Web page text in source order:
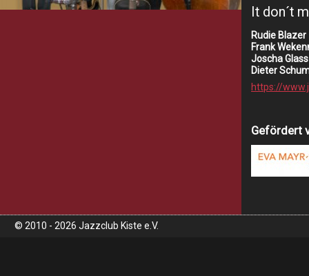
It don´t
Rudie
Frank
Joscha
Dieter
https://
Gefördert
© 2010 - 2026 Jazzclub Kiste e.V.